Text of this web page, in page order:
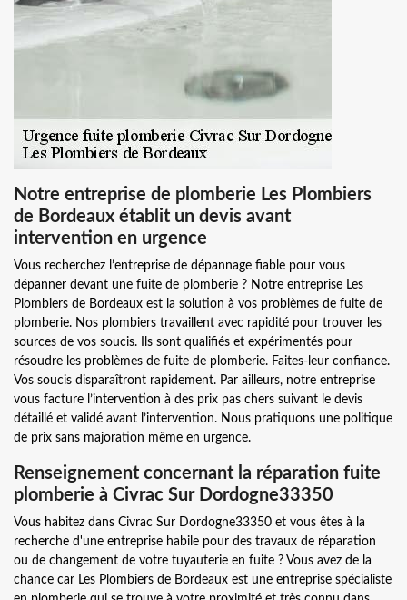
Notre entreprise de plomberie Les Plombiers
de Bordeaux établit un devis avant
intervention en urgence
Vous recherchez l’entreprise de dépannage fiable pour vous
dépanner devant une fuite de plomberie ? Notre entreprise Les
Plombiers de Bordeaux est la solution à vos problèmes de fuite de
plomberie. Nos plombiers travaillent avec rapidité pour trouver les
sources de vos soucis. Ils sont qualifiés et expérimentés pour
résoudre les problèmes de fuite de plomberie. Faites-leur confiance.
Vos soucis disparaîtront rapidement. Par ailleurs, notre entreprise
vous facture l’intervention à des prix pas chers suivant le devis
détaillé et validé avant l’intervention. Nous pratiquons une politique
de prix sans majoration même en urgence.
Renseignement concernant la réparation fuite
plomberie à Civrac Sur Dordogne33350
Vous habitez dans Civrac Sur Dordogne33350 et vous êtes à la
recherche d'une entreprise habile pour des travaux de réparation
ou de changement de votre tuyauterie en fuite ? Vous avez de la
chance car Les Plombiers de Bordeaux est une entreprise spécialiste